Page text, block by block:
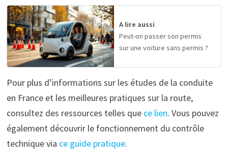
A lire aussi
Peut-on passer son permis
sur une voiture sans permis ?
Pour plus d’informations sur les études de la conduite
en France et les meilleures pratiques sur la route,
consultez des ressources telles que ce lien. Vous pouvez
également découvrir le fonctionnement du contrôle
technique via ce guide pratique.